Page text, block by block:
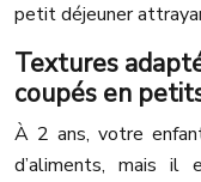
petit déjeuner
Textures
coupés en
À 2 ans, votre
d’aliments, mais il